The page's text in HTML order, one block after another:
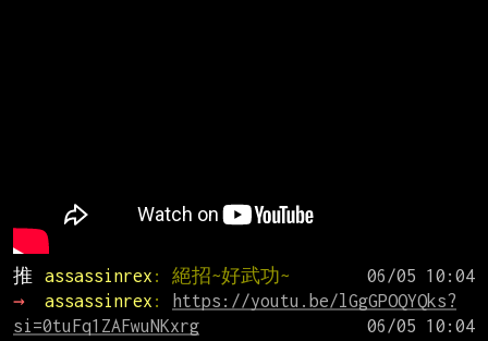
推 assassinrex : 絕招~好武功~
→
assassinrex :
https://youtu.be/lGgGPOQYQks?
si=0tuFq1ZAFwuNKxrg